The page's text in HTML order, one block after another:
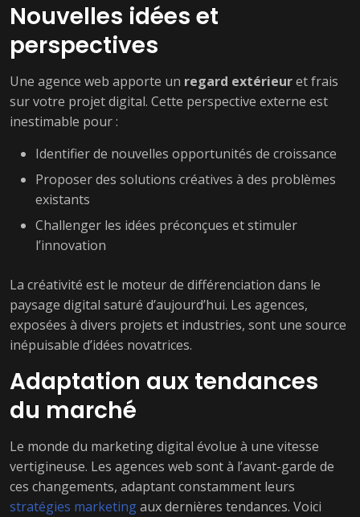
Nouvelles idées et
perspectives
Une agence web apporte un regard extérieuret frais
sur votre projet digital. Cette perspective externe est
inestimable pour :
Identifier de nouvelles opportunités de croissance
Proposer des solutions créatives à des problèmes
existants
Challenger les idées préconçues et stimuler
l’innovation
La créativité est le moteur de différenciation dans le
paysage digital saturé d’aujourd’hui. Les agences,
exposées à divers projets et industries, sont une source
inépuisable d’idées novatrices.
Adaptation aux tendances
du marché
Le monde du marketing digital évolue à une vitesse
vertigineuse. Les agences web sont à l’avant-garde de
ces changements, adaptant constamment leurs
stratégies marketingaux dernières tendances. Voici